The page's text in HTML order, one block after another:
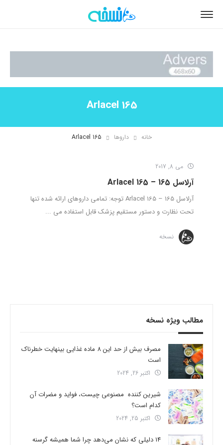
Arlacel 165
خانه داروها Arlacel 165
می 8, 2017
آرلاسل 165 – Arlacel 165
آرلاسل 165 – Arlacel 165 توجه: تمامی داروهای ارائه شده تنها
تحت نظارت و دستور مستقیم پزشک قابل استفاده می ...
نسخه
مطالب ویژه نسخه
مصرف بیش از حد این 8 ماده غذایی بینهایت خطرناک
است
اکتبر 26, 2024
شیرین کننده مصنوعی چیست، فواید و مضرات آن
کدام است؟
اکتبر 25, 2024
14 دلیلی که نشان می‌دهد چرا شما همیشه گرسنه